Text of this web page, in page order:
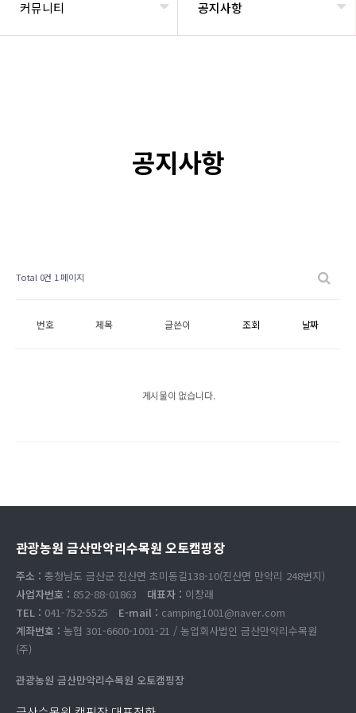
커뮤니티 공지사항
공지사항
Total 0건 1 페이지
번호 제목 글쓴이 조회 날짜
게시물이 없습니다.
관광농원 금산만악리수목원 오토캠핑장
주소 : 충청남도 금산군 진산면 초미동길138-10(진산면 만악리 248번지)
사업자번호 : 852-88-01863 대표자 : 이창래
TEL : 041-752-5525 E-mail : camping1001@naver.com
계좌번호 : 농협 301-6600-1001-21 / 농업회사법인 금산만악리수목원
(주)
관광농원 금산만악리수목원 오토캠핑장